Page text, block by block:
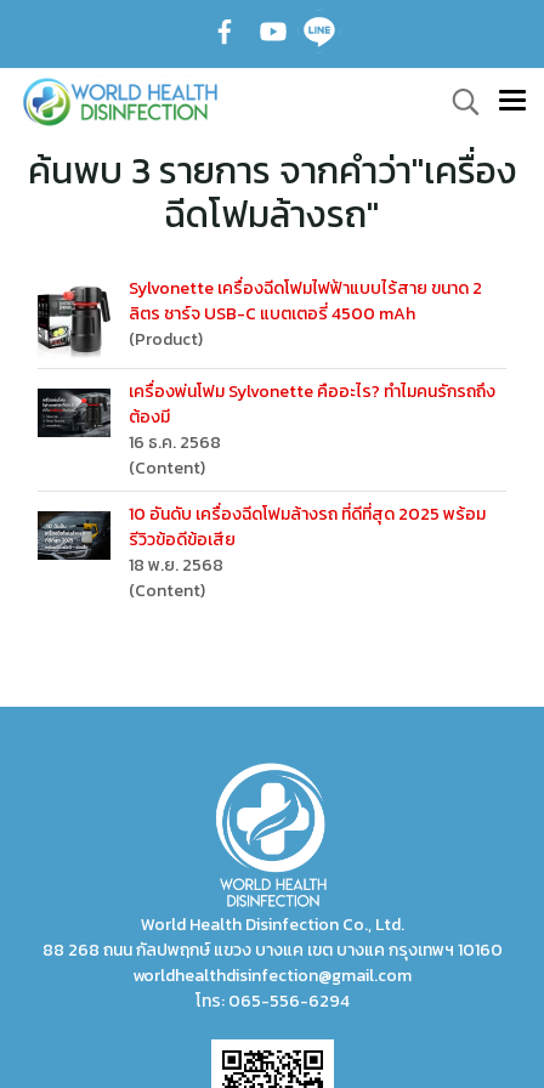
ค้นพบ 3 รายการ จากคำว่า"เครื่อง
ฉีดโฟมล้างรถ"
Sylvonette เครื่องฉีดโฟมไฟฟ้าแบบไร้สาย ขนาด 2
ลิตร ชาร์จ USB-C แบตเตอรี่ 4500 mAh
(Product)
เครื่องพ่นโฟม Sylvonette คืออะไร? ทำไมคนรักรถถึง
ต้องมี
16 ธ.ค. 2568
(Content)
10 อันดับ เครื่องฉีดโฟมล้างรถ ที่ดีที่สุด 2025 พร้อม
รีวิวข้อดีข้อเสีย
18 พ.ย. 2568
(Content)
World Health Disinfection Co., Ltd.
88 268 ถนน กัลปพฤกษ์ แขวง บางแค เขต บางแค กรุงเทพฯ 10160
worldhealthdisinfection@gmail.com
โทร:065-556-6294